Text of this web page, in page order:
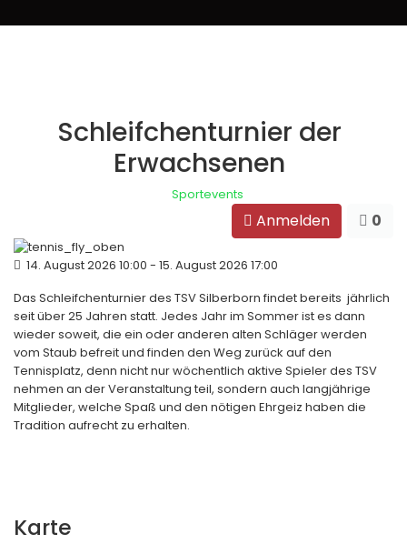
Schleifchenturnier der
Erwachsenen
Sportevents
Anmelden 0
14. August 2026 10:00 - 15. August 2026 17:00
Das Schleifchenturnier des TSV Silberborn findet bereits jährlich
seit über 25 Jahren statt. Jedes Jahr im Sommer ist es dann
wieder soweit, die ein oder anderen alten Schläger werden
vom Staub befreit und finden den Weg zurück auf den
Tennisplatz, denn nicht nur wöchentlich aktive Spieler des TSV
nehmen an der Veranstaltung teil, sondern auch langjährige
Mitglieder, welche Spaß und den nötigen Ehrgeiz haben die
Tradition aufrecht zu erhalten.
Karte